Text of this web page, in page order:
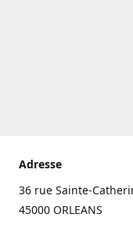
Adresse
36 rue Sainte-
45000 ORLEANS